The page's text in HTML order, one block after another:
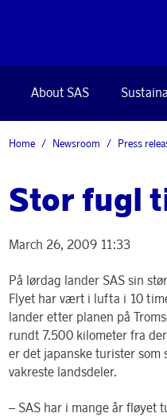
About SAS
Home Newsroom Press
Stor fugl
March 26, 2009 11:33
På lørdag lander SAS sin
Flyet har vært i lufta i 10
lander etter planen på
rundt 7.500 kilometer fra
er det japanske turister som
vakreste landsdeler.
– SAS har i mange år fløyet